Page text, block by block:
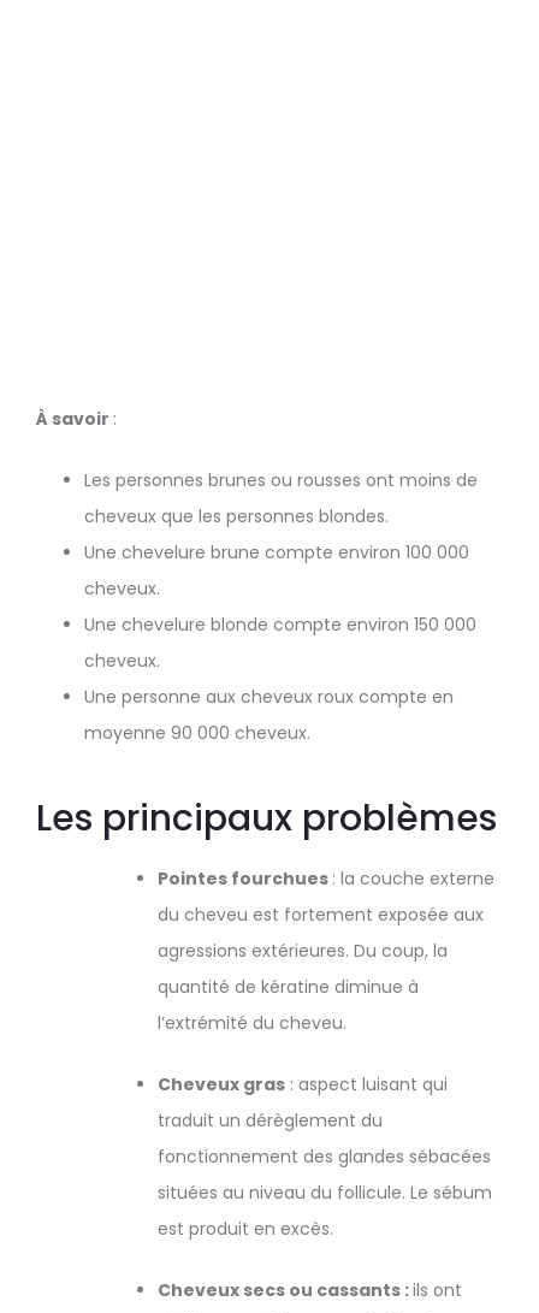
À savoir :
Les personnes brunes ou rousses ont moins de
cheveux que les personnes blondes.
Une chevelure brune compte environ 100 000
cheveux.
Une chevelure blonde compte environ 150 000
cheveux.
Une personne aux cheveux roux compte en
moyenne 90 000 cheveux.
Les principaux problèmes
Pointes fourchues : la couche externe
du cheveu est fortement exposée aux
agressions extérieures. Du coup, la
quantité de kératine diminue à
l’extrémité du cheveu.
Cheveux gras : aspect luisant qui
traduit un dérèglement du
fonctionnement des glandes sébacées
situées au niveau du follicule. Le sébum
est produit en excès.
Cheveux secs ou cassants :ils ont